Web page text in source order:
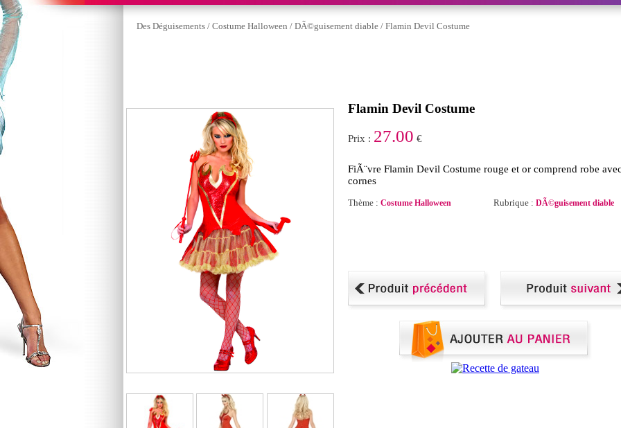
Des Déguisements / Costume Halloween / DÃ©guisement diable / Flamin Devil Costume
Flamin Devil Costume
Prix : 27.00 €
FiÃ¨vre Flamin Devil Costume rouge et or comprend robe
cornes
Thème : Costume Halloween Rubrique : DÃ©guisement diable